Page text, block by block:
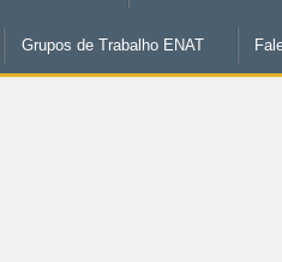
Grupos de Trabalho ENAT